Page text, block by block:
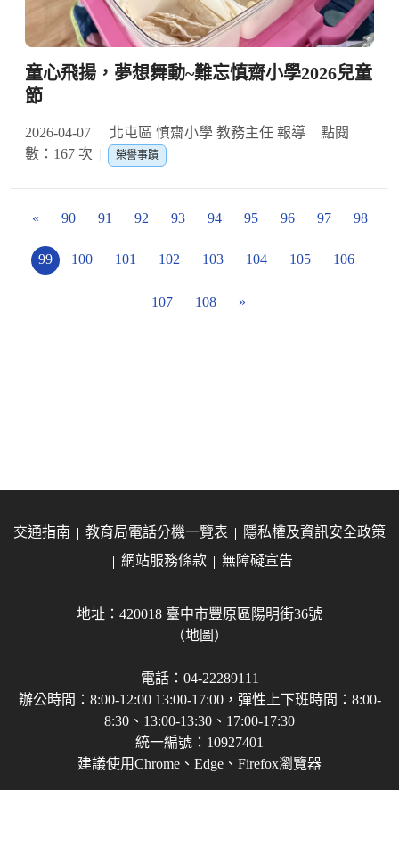
童心飛揚，夢想舞動~難忘慎齋小學2026兒童
節
2026-04-07 北屯區 慎齋小學 教務主任 報導
點閱
數：167 次
榮譽事蹟
« 90 91 92 93 94 95 96 97 98
99 100 101 102 103 104 105 106
107 108 »
交通指南 教育局電話分機一覽表
隱私權及資訊安全政策
網站服務條款
無障礙宣告
地址：420018 臺中市豐原區陽明街36號
（地圖）
電話：04-22289111
辦公時間：8:00-12:00 13:00-17:00，彈性上下班時間：8:00-
8:30、13:00-13:30、17:00-17:30
統一編號：10927401
建議使用Chrome、Edge、Firefox瀏覽器